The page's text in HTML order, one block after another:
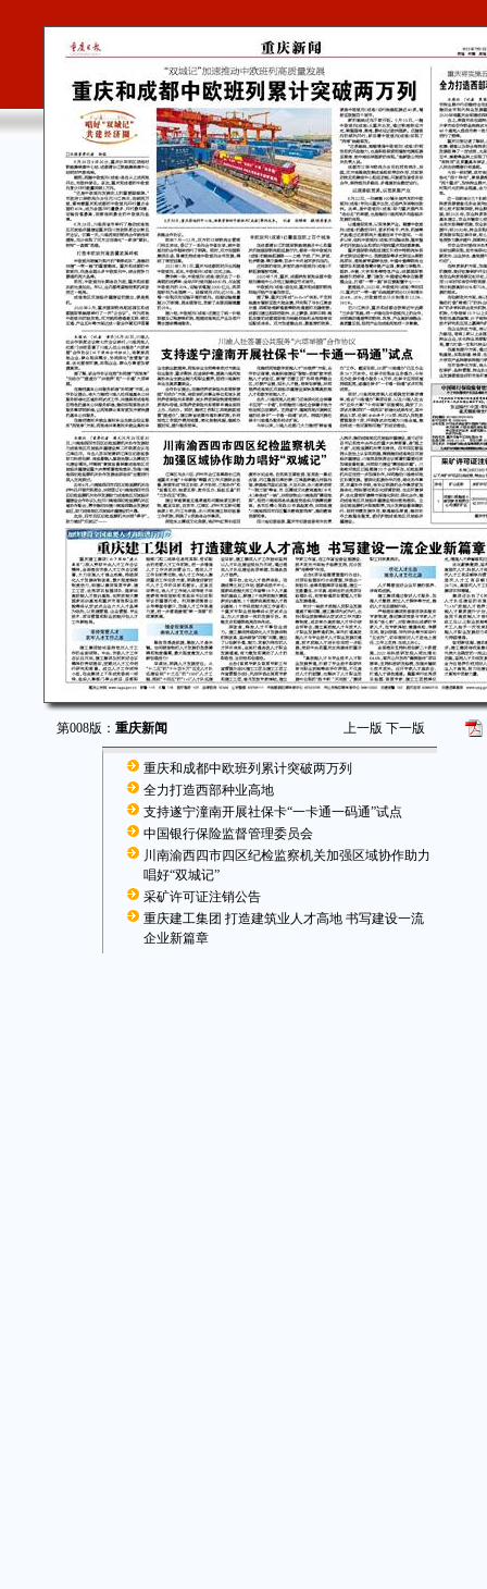
第008版： 重庆新闻 上一版 下一版
重庆和成都中欧班列累计突破两万列
全力打造西部种业高地
支持遂宁潼南开展社保卡“一卡通一码通”试点
中国银行保险监督管理委员会
川南渝西四市四区纪检监察机关加强区域协作助力
唱好“双城记”
采矿许可证注销公告
重庆建工集团 打造建筑业人才高地 书写建设一流
企业新篇章